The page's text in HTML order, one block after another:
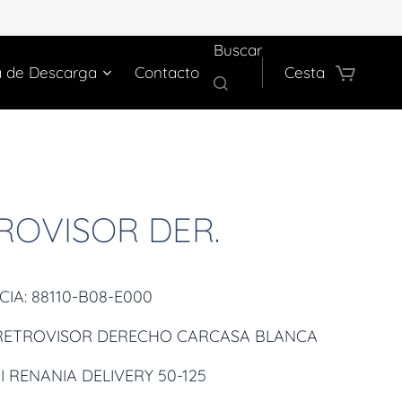
de Descarga Contacto
Buscar
Cesta
DER.
88110-B08-E000
DERECHO CARCASA BLANCA
RENANIA DELIVERY 50-125